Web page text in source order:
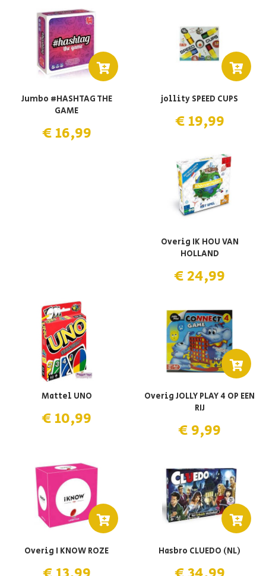
Jumbo #HASHTAG THE
GAME
€ 16,99
jollity SPEED CUPS
€ 19,99
Overig IK HOU VAN
HOLLAND
€ 24,99
Mattel UNO
€ 10,99
Overig JOLLY PLAY 4 OP EEN
RIJ
€ 9,99
Overig I KNOW ROZE Hasbro CLUEDO (NL)